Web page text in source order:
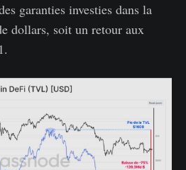
garanties investies dans la
dollars, soit un retour aux